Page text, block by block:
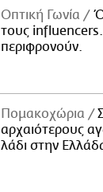
Οπτική Γωνία
τους influencers.
περιφρονούν.
Πομακοχώρια
αρχαιότερους
λάδι στην